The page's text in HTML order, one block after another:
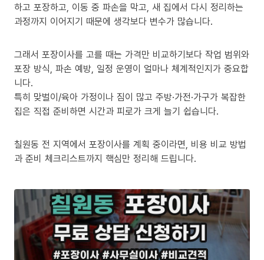
하고 포장하고, 이동 중 파손을 막고, 새 집에서 다시 정리하는
과정까지 이어지기 때문에 생각보다 변수가 많습니다.
그래서 포장이사를 고를 때는 가격만 비교하기보다 작업 범위와
포장 방식, 파손 예방, 일정 운영이 얼마나 체계적인지가 중요합
니다.
특히 맞벌이/육아 가정이나 짐이 많고 주방·가전·가구가 복잡한
집은 직접 준비하면 시간과 피로가 크게 늘기 쉽습니다.
칠원동 전 지역에서 포장이사를 계획 중이라면, 비용 비교 방법
과 준비 체크리스트까지 핵심만 정리해 드립니다.